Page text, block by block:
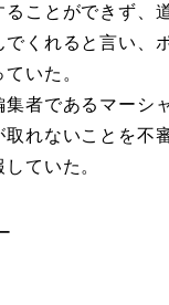
ことができず、
でくれると言い、
いた。
集者であるマーシ
れないことを不
ていた。